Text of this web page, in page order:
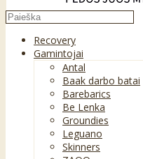
Recovery
Gamintojai
Antal
Baak darbo batai
Barebarics
Be Lenka
Groundies
Leguano
Skinners